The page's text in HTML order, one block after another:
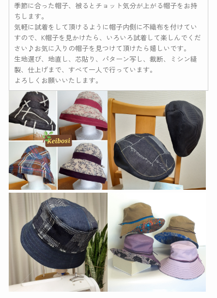
季節に合った帽子、被るとチョット気分が上がる帽子をお持
ちします。
気軽に試着をして頂けるように帽子内側に不織布を付けてい
すので、K帽子を見かけたら、いろいろ試着して楽しんでくだ
さい♪お気に入りの帽子を見つけて頂けたら嬉しいです。
生地選び、地直し、芯貼り、パターン写し、裁断、ミシン縫
製、仕上げまで、すべて一人で行っています。
よろしくお願いいたします。